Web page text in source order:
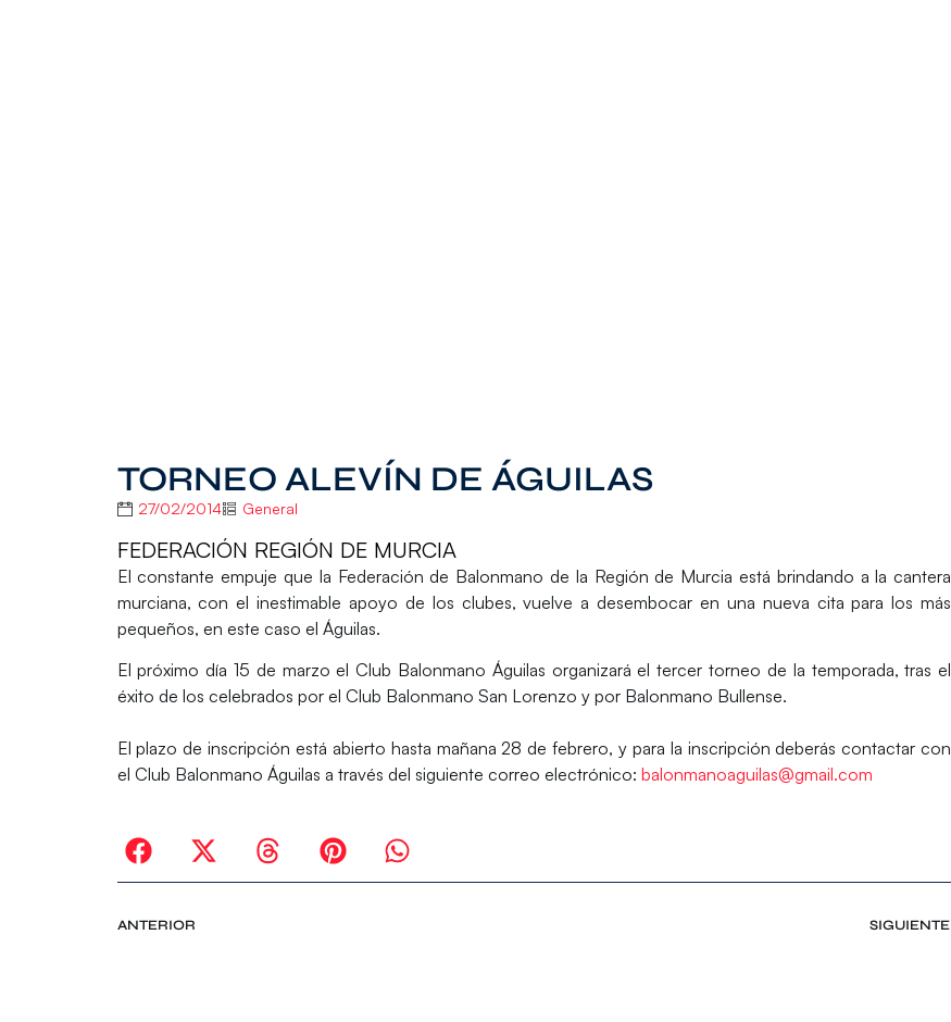
TORNEO ALEVÍN DE ÁGUILAS
27/02/2014 General
FEDERACIÓN REGIÓN DE MURCIA
El constante empuje que la Federación de Balonmano de la Región de Murcia está brindando a la cantera
murciana, con el inestimable apoyo de los clubes, vuelve a desembocar en una nueva cita para los más
pequeños, en este caso el Águilas.
El próximo día 15 de marzo el Club Balonmano Águilas organizará el tercer torneo de la temporada, tras el
éxito de los celebrados por el Club Balonmano San Lorenzo y por Balonmano Bullense.
El plazo de inscripción está abierto hasta mañana 28 de febrero, y para la inscripción deberás contactar con
el Club Balonmano Águilas a través del siguiente correo electrónico: balonmanoaguilas@gmail.com
ANTERIOR SIGUIENTE